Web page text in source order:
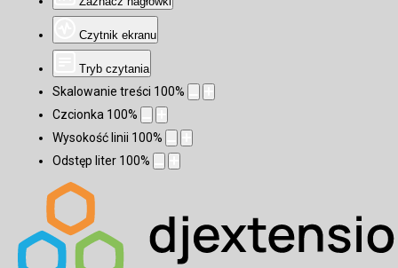
Czytnik ekranu
Tryb czytania
Skalowanie treści 100%
Czcionka 100%
Wysokość linii 100%
Odstęp liter 100%